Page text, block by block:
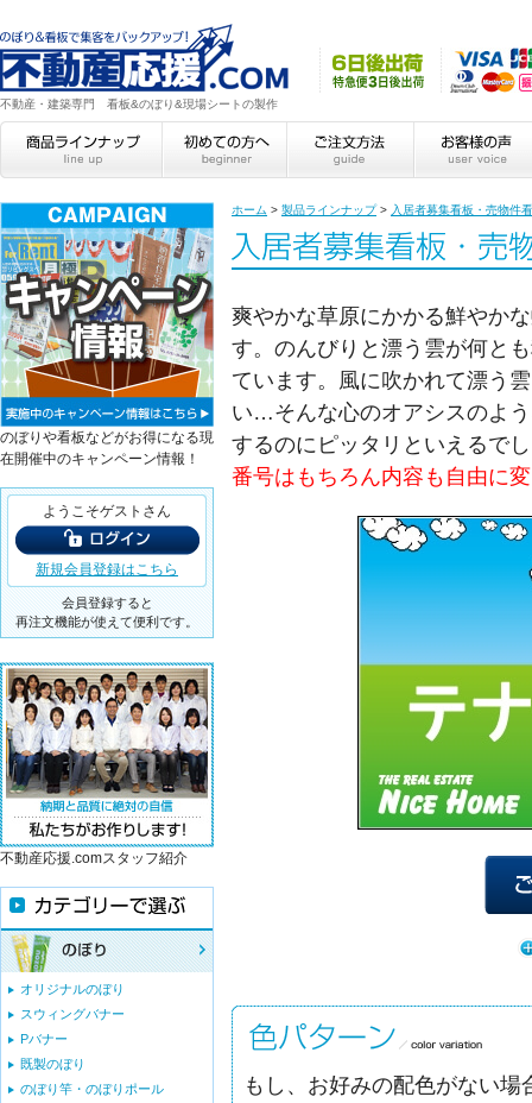
不動産・建築専門 看板&のぼり&現場シートの製作
ホーム > 製品ラインナップ> 入居者募集看板・売物件
爽やかな草原にかかる鮮やか
す。のんびりと漂う雲が何と
ています。風に吹かれて漂う
い…そんな心のオアシスのよ
するのにピッタリといえるで
番号はもちろん内容も自由に
もし、お好みの配色がない
のぼりや看板などがお得になる現
在開催中のキャンペーン情報！
ようこそゲストさん
新規会員登録はこちら
会員登録すると
再注文機能が使えて便利です。
不動産応援.comスタッフ紹介
オリジナルのぼり
スウィングバナー
Pバナー
既製のぼり
のぼり竿・のぼりポール